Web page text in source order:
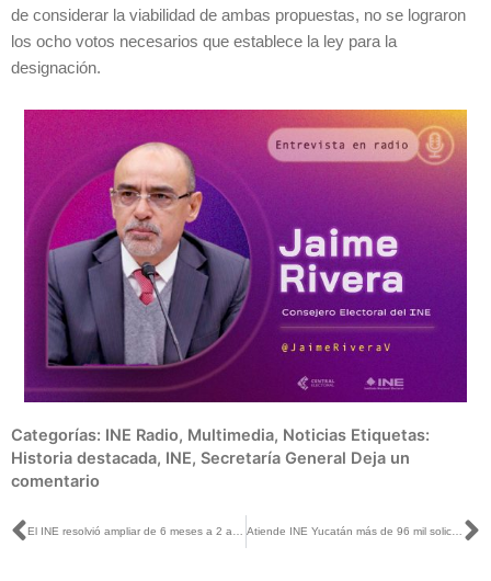
de considerar la viabilidad de ambas propuestas, no se lograron
los ocho votos necesarios que establece la ley para la
designación.
Categorías: INE Radio, Multimedia, Noticias Etiquetas:
Historia destacada, INE, Secretaría General Deja un
comentario
Ant Atiende INE Yucatán más de 96 mil solicitudes de Credencial para Votar